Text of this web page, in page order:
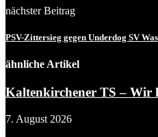
nächster Beitrag
PSV-Zittersieg gegen Underdog SV
ähnliche Artikel
Kaltenkirchener TS – Wir
7. August 2026